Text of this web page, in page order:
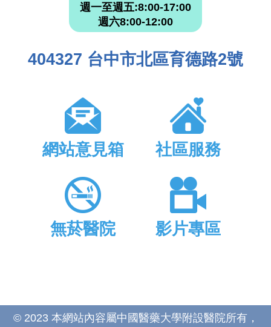
週一至週五:8:00-17:00
週六8:00-12:00
404327 台中市北區育德路2號
網站意見箱 社區服務
無菸醫院 影片專區
© 2023 本網站內容屬中國醫藥大學附設醫院所有，